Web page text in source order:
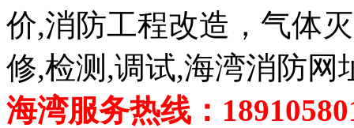
价,消防工程改造，气体
修,检测,调试,海湾消防网
海湾服务热线：